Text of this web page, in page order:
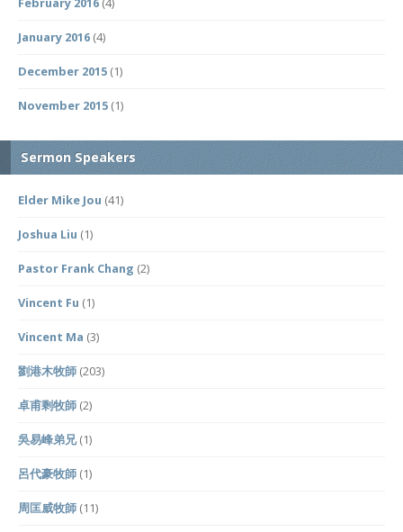
January 2016 (4)
December 2015 (1)
November 2015 (1)
Sermon Speakers
Elder Mike Jou (41)
Joshua Liu (1)
Pastor Frank Chang (2)
Vincent Fu (1)
Vincent Ma (3)
劉港木牧師 (203)
卓甫剩牧師 (2)
吳易峰弟兄(1)
呂代豪牧師 (1)
周匡威牧師 (11)